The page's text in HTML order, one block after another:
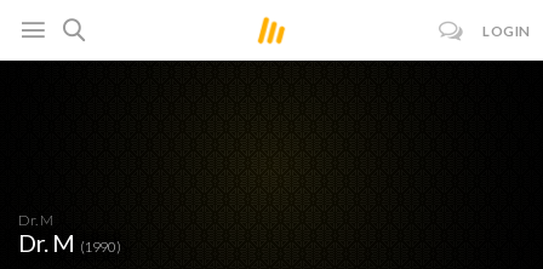
LOGIN
Dr. M
Dr. M (1990)